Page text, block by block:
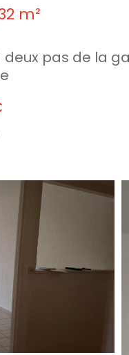
m²
pas de la